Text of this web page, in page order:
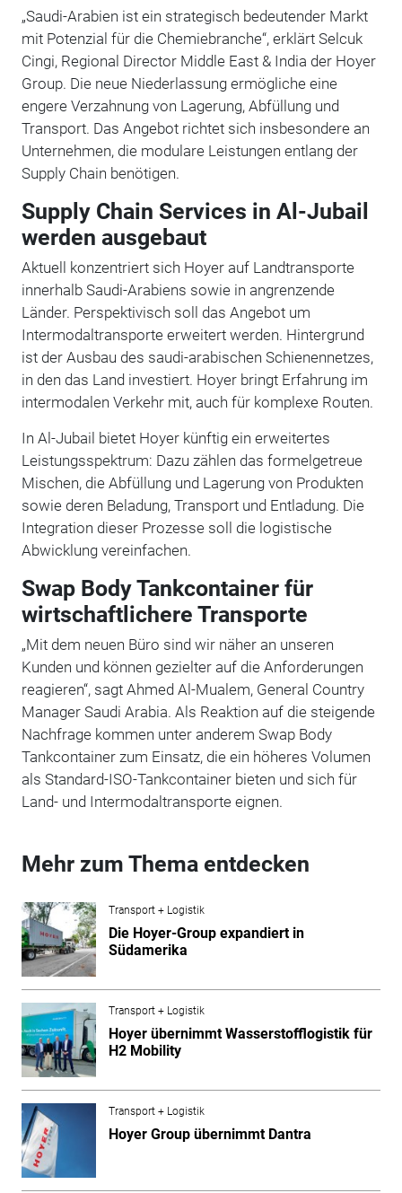
„Saudi-Arabien ist ein strategisch bedeutender Markt
mit Potenzial für die Chemiebranche“, erklärt Selcuk
Cingi, Regional Director Middle East & India der Hoyer
Group. Die neue Niederlassung ermögliche eine
engere Verzahnung von Lagerung, Abfüllung und
Transport. Das Angebot richtet sich insbesondere an
Unternehmen, die modulare Leistungen entlang der
Supply Chain benötigen.
Supply Chain Services in Al-Jubail
werden ausgebaut
Aktuell konzentriert sich Hoyer auf Landtransporte
innerhalb Saudi-Arabiens sowie in angrenzende
Länder. Perspektivisch soll das Angebot um
Intermodaltransporte erweitert werden. Hintergrund
ist der Ausbau des saudi-arabischen Schienennetzes,
in den das Land investiert. Hoyer bringt Erfahrung im
intermodalen Verkehr mit, auch für komplexe Routen.
In Al-Jubail bietet Hoyer künftig ein erweitertes
Leistungsspektrum: Dazu zählen das formelgetreue
Mischen, die Abfüllung und Lagerung von Produkten
sowie deren Beladung, Transport und Entladung. Die
Integration dieser Prozesse soll die logistische
Abwicklung vereinfachen.
Swap Body Tankcontainer für
wirtschaftlichere Transporte
„Mit dem neuen Büro sind wir näher an unseren
Kunden und können gezielter auf die Anforderungen
reagieren“, sagt Ahmed Al-Mualem, General Country
Manager Saudi Arabia. Als Reaktion auf die steigende
Nachfrage kommen unter anderem Swap Body
Tankcontainer zum Einsatz, die ein höheres Volumen
als Standard-ISO-Tankcontainer bieten und sich für
Land- und Intermodaltransporte eignen.
Mehr zum Thema entdecken
Transport + Logistik
Die Hoyer-Group expandiert in
Südamerika
Transport + Logistik
Hoyer übernimmt Wasserstofflogistik für
H2 Mobility
Transport + Logistik
Hoyer Group übernimmt Dantra